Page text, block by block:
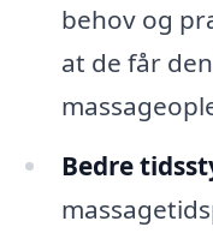
behov og
at de får
Bedre